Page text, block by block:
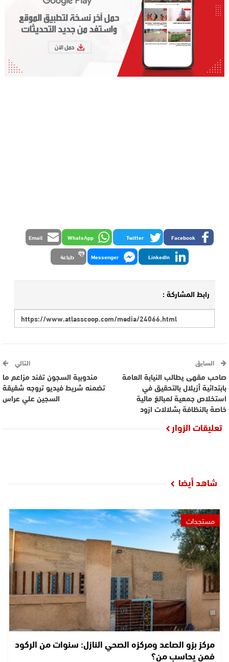
Facebook
Twitter
WhatsApp
Email
LinkedIn
Messenger طباعة
رابط المشاركة :
السابق
صاحب مقهى يطالب النيابة العامة
بابتدائية أزيلال بالتحقيق في
استخلاص جمعية لمبالغ مالية
خاصة بالنظافة بشلالات ازود
التالي
مندوبية السجون تفند مزاعم ما
تضمنه شريط فيديو تروجه شقيقة
السجين علي عراس
تعليقات الزوار
شاهد أيضا
مستجدات
مركز بزو الصاعد ومركزه الصحي النازل: سنوات من الركود
فمن يحاسب من؟